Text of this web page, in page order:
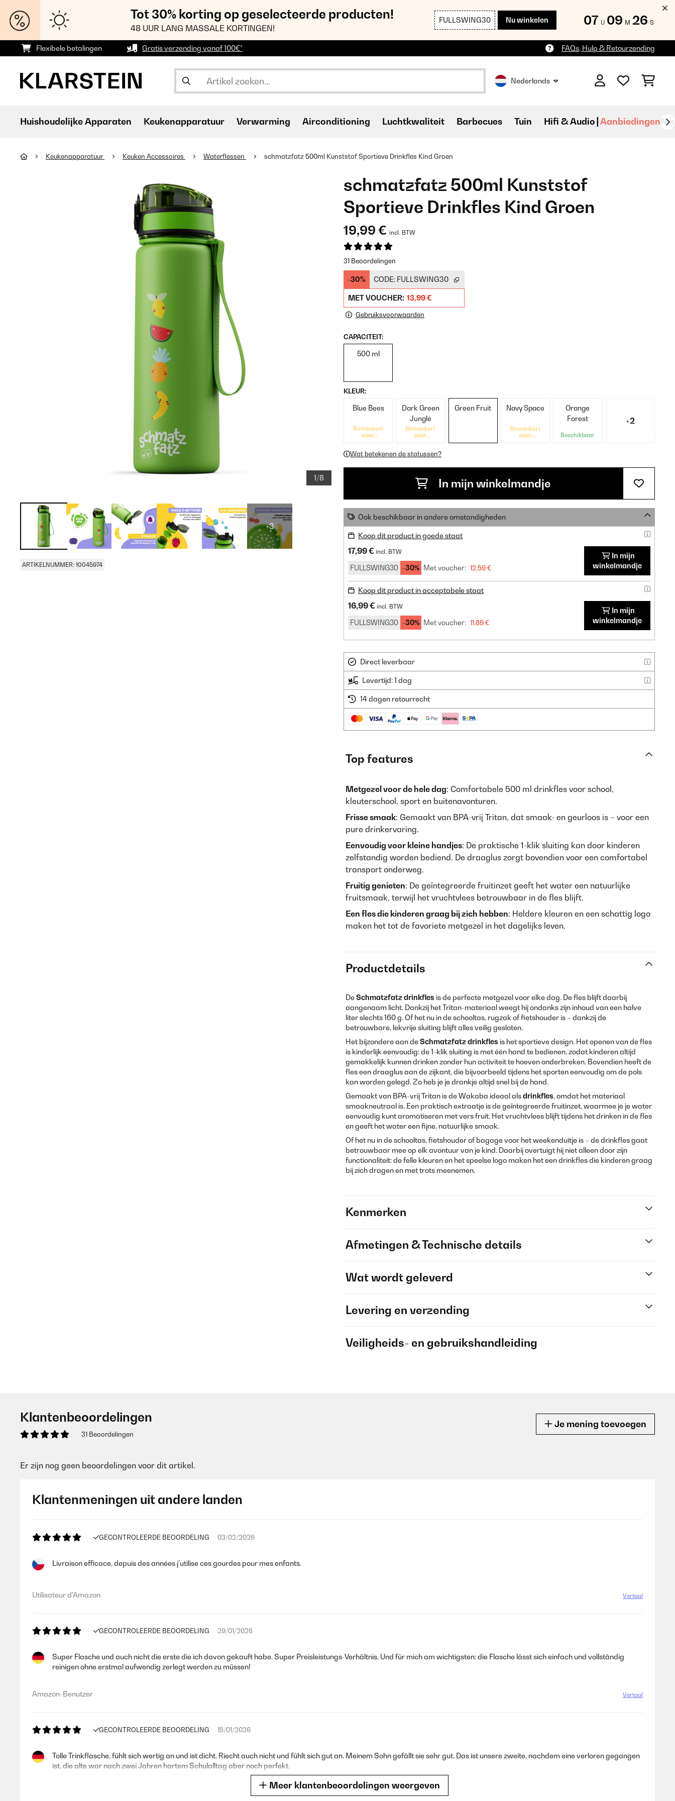
Tot 30% korting op geselecteerde producten!
48 UUR LANG MASSALE KORTINGEN!
FULLSWING30 Nu winkelen 07 U 09 M 25 S
Flexibele betalingen Gratis verzending vanaf 100€* FAQs, Hulp & Retourzending
Nederlands
Huishoudelijke Apparaten Keukenapparatuur Verwarming Airconditioning Luchtkwaliteit Barbecues Tuin Hifi & Audio Aanbiedingen
Keukenapparatuur Keuken Accessoires Waterflessen schmatzfatz 500ml Kunststof Sportieve Drinkfles Kind Groen
1/8
+3
ARTIKELNUMMER: 10045974
schmatzfatz 500ml Kunststof
Sportieve Drinkfles Kind Groen
19,99 € incl. BTW
31 Beoordelingen
-30% CODE: FULLSWING30
MET VOUCHER: 13,99 €
Gebruiksvoorwaarden
CAPACITEIT:
500 ml
KLEUR:
Blue Bees
Binnenkort
weer
Dark Green
Jungle
Binnenkort
weer
Green Fruit Navy Space
Binnenkort
weer
Orange
Forest
Beschikbaar
+2
Wat betekenen de statussen?
In mijn winkelmandje
Ook beschikbaar in andere omstandigheden
Koop dit product in goede staat
17,99 € incl. BTW
FULLSWING30 -30% Met voucher: 12,59 €
In mijn
winkelmandje
Koop dit product in acceptabele staat
16,99 € incl. BTW
FULLSWING30 -30% Met voucher: 11,89 €
In mijn
winkelmandje
Direct leverbaar
Levertijd: 1 dag
14 dagen retourrecht
Top features
Metgezel voor de hele dag: Comfortabele 500 ml drinkfles voor school,
kleuterschool, sport en buitenavonturen.
Frisse smaak: Gemaakt van BPA-vrij Tritan, dat smaak- en geurloos is – voor een
pure drinkervaring.
Eenvoudig voor kleine handjes: De praktische 1-klik sluiting kan door kinderen
zelfstandig worden bediend. De draaglus zorgt bovendien voor een comfortabel
transport onderweg.
Fruitig genieten: De geïntegreerde fruitinzet geeft het water een natuurlijke
fruitsmaak, terwijl het vruchtvlees betrouwbaar in de fles blijft.
Een fles die kinderen graag bij zich hebben: Heldere kleuren en een schattig logo
maken het tot de favoriete metgezel in het dagelijks leven.
Productdetails
DeSchmatzfatz drinkfles is de perfecte metgezel voor elke dag. De fles blijft daarbij
aangenaam licht. Dankzij het Tritan-materiaal weegt hij ondanks zijn inhoud van een halve
liter slechts 160 g. Of het nu in de schooltas, rugzak of fietshouder is – dankzij de
betrouwbare, lekvrije sluiting blijft alles veilig gesloten.
Het bijzondere aan deSchmatzfatz drinkfles is het sportieve design. Het openen van de fles
is kinderlijk eenvoudig: de 1-klik sluiting is met één hand te bedienen, zodat kinderen altijd
gemakkelijk kunnen drinken zonder hun activiteit te hoeven onderbreken. Bovendien heeft de
fles een draaglus aan de zijkant, die bijvoorbeeld tijdens het sporten eenvoudig om de pols
kan worden gelegd. Zo heb je je drankje altijd snel bij de hand.
Gemaakt van BPA-vrij Tritan is de Wakaba ideaal alsdrinkfles, omdat het materiaal
smaakneutraal is. Een praktisch extraatje is de geïntegreerde fruitinzet, waarmee je je water
eenvoudig kunt aromatiseren met vers fruit. Het vruchtvlees blijft tijdens het drinken in de fles
en geeft het water een fijne, natuurlijke smaak.
Of het nu in de schooltas, fietshouder of bagage voor het weekenduitje is – de drinkfles gaat
betrouwbaar mee op elk avontuur van je kind. Daarbij overtuigt hij niet alleen door zijn
functionaliteit: de felle kleuren en het speelse logo maken het een drinkfles die kinderen graag
bij zich dragen en met trots meenemen.
Kenmerken
Afmetingen & Technische details
Wat wordt geleverd
Levering en verzending
Veiligheids- en gebruikshandleiding
Klantenbeoordelingen
31 Beoordelingen
Je mening toevoegen
Er zijn nog geen beoordelingen voor dit artikel.
Klantenmeningen uit andere landen
GECONTROLEERDE BEOORDELING 03/02/2026
Livraison efficace, depuis des années j’utilise ces gourdes pour mes enfants.
Utilisateur d'Amazon Vertaal
GECONTROLEERDE BEOORDELING 29/01/2026
Super Flasche und auch nicht die erste die ich davon gekauft habe. Super Preisleistungs-Verhältnis. Und für mich am wichtigsten: die Flasche lässt sich einfach und vollständig
reinigen ohne erstmal aufwendig zerlegt werden zu müssen!
Amazon-Benutzer Vertaal
GECONTROLEERDE BEOORDELING 15/01/2026
Tolle Trinkflasche, fühlt sich wertig an und ist dicht. Riecht auch nicht und fühlt sich gut an. Meinem Sohn gefällt sie sehr gut. Das ist unsere zweite, nachdem eine verloren gegangen
ist, die alte war nach zwei Jahren hartem Schulalltag aber noch perfekt.
Meer klantenbeoordelingen weergeven